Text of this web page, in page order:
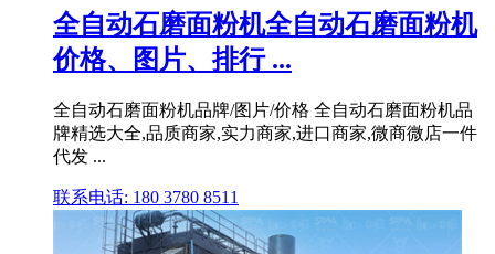
全自动石磨面粉机全自动石磨面粉机
价格、图片、排行 ...
全自动石磨面粉机品牌/图片/价格 全自动石磨面粉机品
牌精选大全,品质商家,实力商家,进口商家,微商微店一件
代发 ...
联系电话: 180 3780 8511